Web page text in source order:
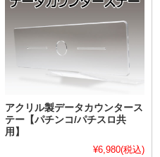
アクリル製データカウンタース
テー【パチンコ/パチスロ共
用】
¥6,980(税込)